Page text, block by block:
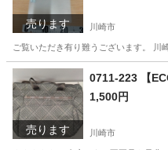
売ります 川崎市
ご覧いただき有り難うございます。
神奈川 川崎市 リ
売ります
0711-223 【
1,500円
川崎市